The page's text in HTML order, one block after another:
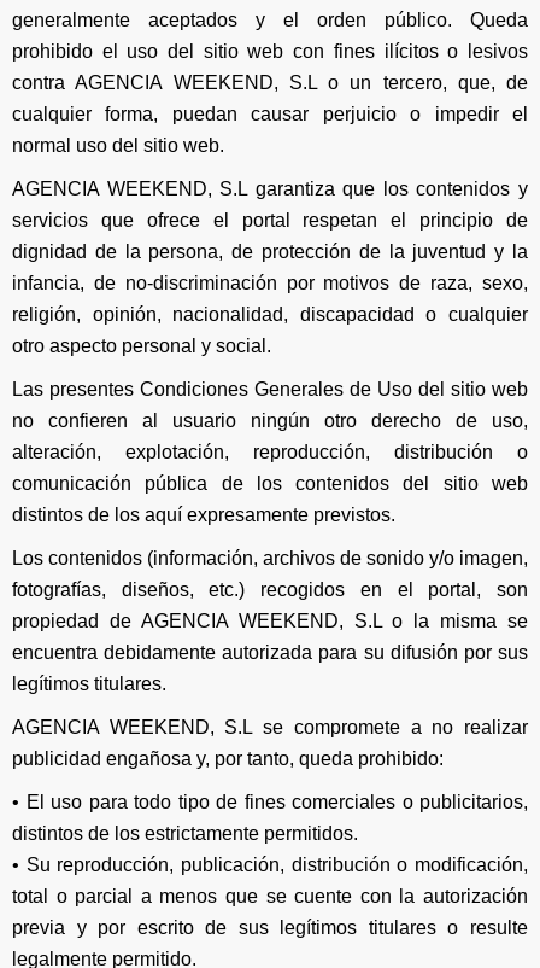
generalmente aceptados y el orden público. Queda
prohibido el uso del sitio web con fines ilícitos o lesivos
contra AGENCIA WEEKEND, S.L o un tercero, que, de
cualquier forma, puedan causar perjuicio o impedir el
normal uso del sitio web.
AGENCIA WEEKEND, S.L garantiza que los contenidos y
servicios que ofrece el portal respetan el principio de
dignidad de la persona, de protección de la juventud y la
infancia, de no-discriminación por motivos de raza, sexo,
religión, opinión, nacionalidad, discapacidad o cualquier
otro aspecto personal y social.
Las presentes Condiciones Generales de Uso del sitio web
no confieren al usuario ningún otro derecho de uso,
alteración, explotación, reproducción, distribución o
comunicación pública de los contenidos del sitio web
distintos de los aquí expresamente previstos.
Los contenidos (información, archivos de sonido y/o imagen,
fotografías, diseños, etc.) recogidos en el portal, son
propiedad de AGENCIA WEEKEND, S.L o la misma se
encuentra debidamente autorizada para su difusión por sus
legítimos titulares.
AGENCIA WEEKEND, S.L se compromete a no realizar
publicidad engañosa y, por tanto, queda prohibido:
• El uso para todo tipo de fines comerciales o publicitarios,
distintos de los estrictamente permitidos.
• Su reproducción, publicación, distribución o modificación,
total o parcial a menos que se cuente con la autorización
previa y por escrito de sus legítimos titulares o resulte
legalmente permitido.